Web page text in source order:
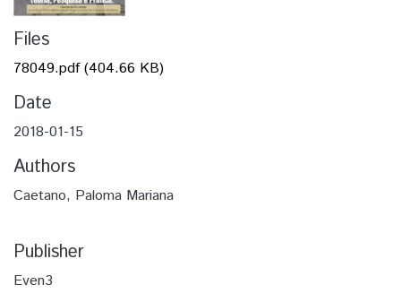
Files
78049.pdf(404.66 KB)
Date
2018-01-15
Authors
Caetano, Paloma Mariana
Publisher
Even3